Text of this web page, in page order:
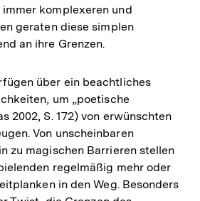
komplexeren und
geraten diese simplen
an ihre Grenzen.
über ein beachtliches
um „poetische
2002, S. 172) von erwünschten
Von unscheinbaren
zu magischen Barrieren stellen
regelmäßig mehr oder
in den Weg. Besonders